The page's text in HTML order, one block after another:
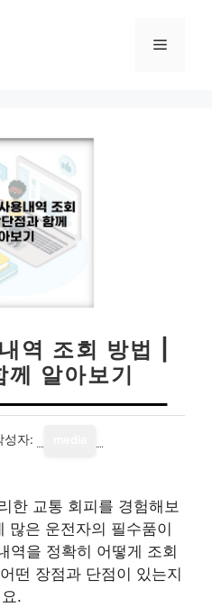
메
역 조회 방법 |
알아보기
성자:
한 교통 회피를 경험해보
많은 운전자의 필수품이
역을 정확히 어떻게 조회
떤 장점과 단점이 있는지
.